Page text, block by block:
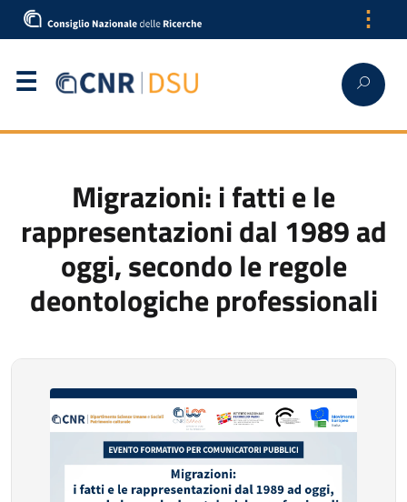
⋮
Migrazioni: i fatti e le
rappresentazioni dal 1989 ad
oggi, secondo le regole
deontologiche professionali